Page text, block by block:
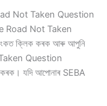
Not Taken Question
Road Not Taken
ক্লিক কৰক আৰু আপুনি
Question
যদি আপোনাৰ SEBA